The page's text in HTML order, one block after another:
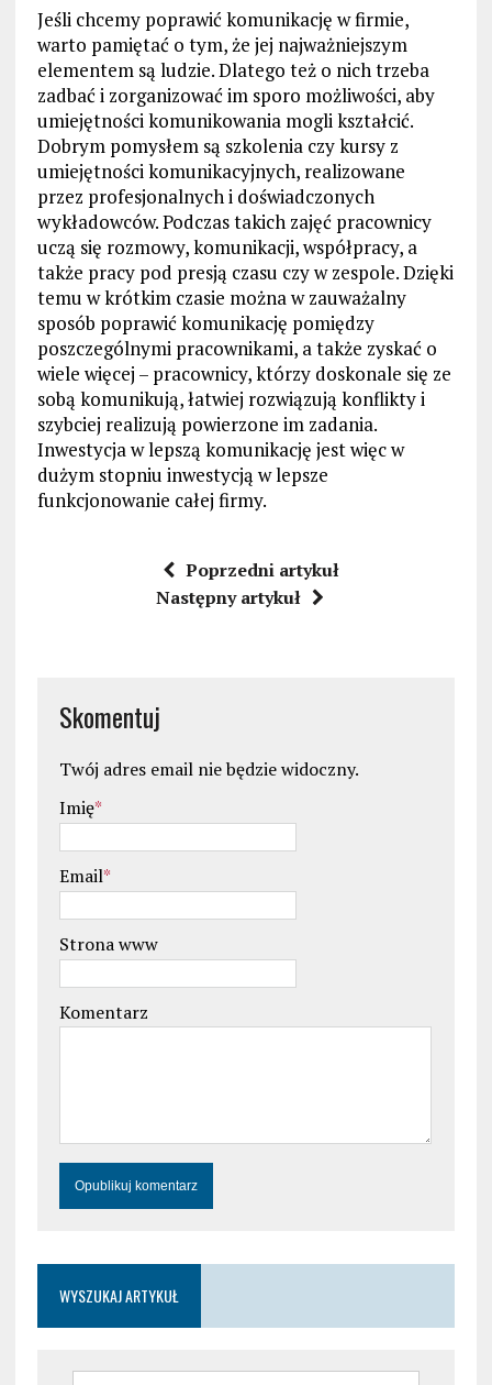
Jeśli chcemy poprawić komunikację w firmie,
warto pamiętać o tym, że jej najważniejszym
elementem są ludzie. Dlatego też o nich trzeba
zadbać i zorganizować im sporo możliwości, aby
umiejętności komunikowania mogli kształcić.
Dobrym pomysłem są szkolenia czy kursy z
umiejętności komunikacyjnych, realizowane
przez profesjonalnych i doświadczonych
wykładowców. Podczas takich zajęć pracownicy
uczą się rozmowy, komunikacji, współpracy, a
także pracy pod presją czasu czy w zespole. Dzięki
temu w krótkim czasie można w zauważalny
sposób poprawić komunikację pomiędzy
poszczególnymi pracownikami, a także zyskać o
wiele więcej – pracownicy, którzy doskonale się ze
sobą komunikują, łatwiej rozwiązują konflikty i
szybciej realizują powierzone im zadania.
Inwestycja w lepszą komunikację jest więc w
dużym stopniu inwestycją w lepsze
funkcjonowanie całej firmy.
Poprzedni artykuł
Następny artykuł
Skomentuj
Twój adres email nie będzie widoczny.
Imię*
Email*
Strona www
Komentarz
WYSZUKAJ ARTYKUŁ